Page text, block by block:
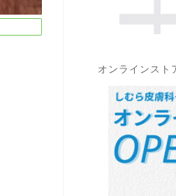
オンラインスト